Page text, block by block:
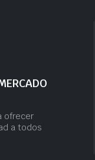
ofrecer
a todos